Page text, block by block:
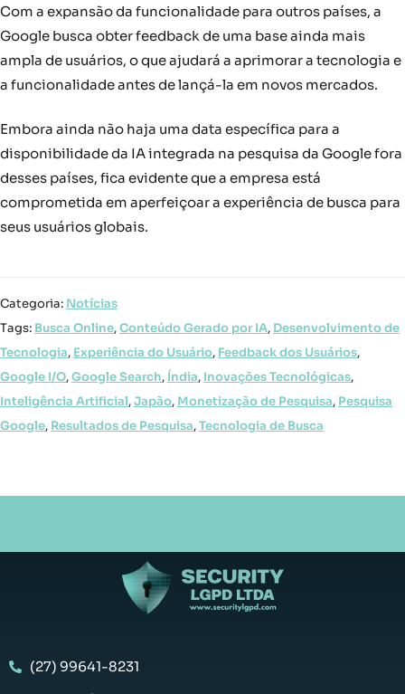
Com a expansão da funcionalidade para outros países, a
Google busca obter feedback de uma base ainda mais
ampla de usuários, o que ajudará a aprimorar a tecnologia e
a funcionalidade antes de lançá-la em novos mercados.
Embora ainda não haja uma data específica para a
disponibilidade da IA integrada na pesquisa da Google fora
desses países, fica evidente que a empresa está
comprometida em aperfeiçoar a experiência de busca para
seus usuários globais.
Categoria: Notícias
Tags: Busca Online,Conteúdo Gerado por IA, Desenvolvimento de
Tecnologia, Experiência do Usuário, Feedback dos Usuários,
Google I/O,Google Search, Índia, Inovações Tecnológicas,
Inteligência Artificial,Japão, Monetização de Pesquisa, Pesquisa
Google, Resultados de Pesquisa,Tecnologia de Busca
(27) 99641-8231